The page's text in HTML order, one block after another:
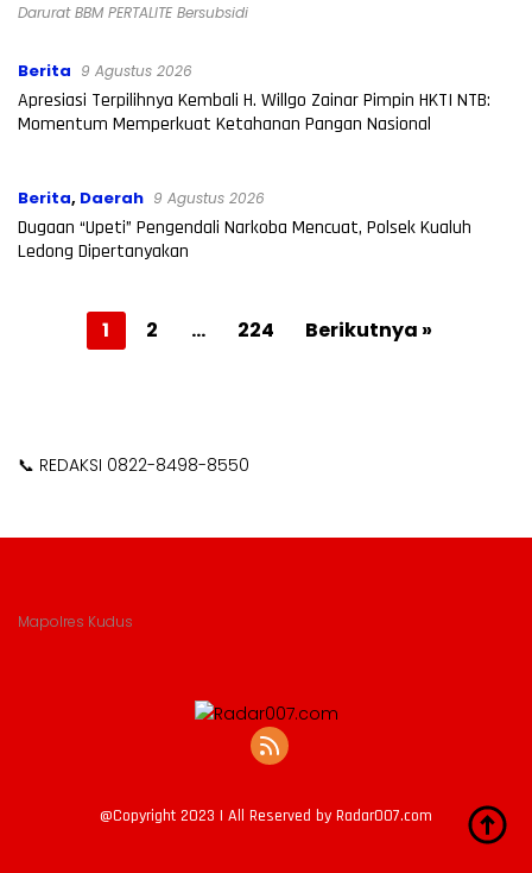
Darurat BBM PERTALITE Bersubsidi
Berita 9 Agustus 2026
Apresiasi Terpilihnya Kembali H. Willgo Zainar Pimpin HKTI NTB:
Momentum Memperkuat Ketahanan Pangan Nasional
Berita, Daerah 9 Agustus 2026
Dugaan “Upeti” Pengendali Narkoba Mencuat, Polsek Kualuh
Ledong Dipertanyakan
Paginasi
1 2 … 224 Berikutnya »
📞 REDAKSI 0822-8498-8550
Mapolres Kudus
@Copyright 2023 | All Reserved by Radar007.com